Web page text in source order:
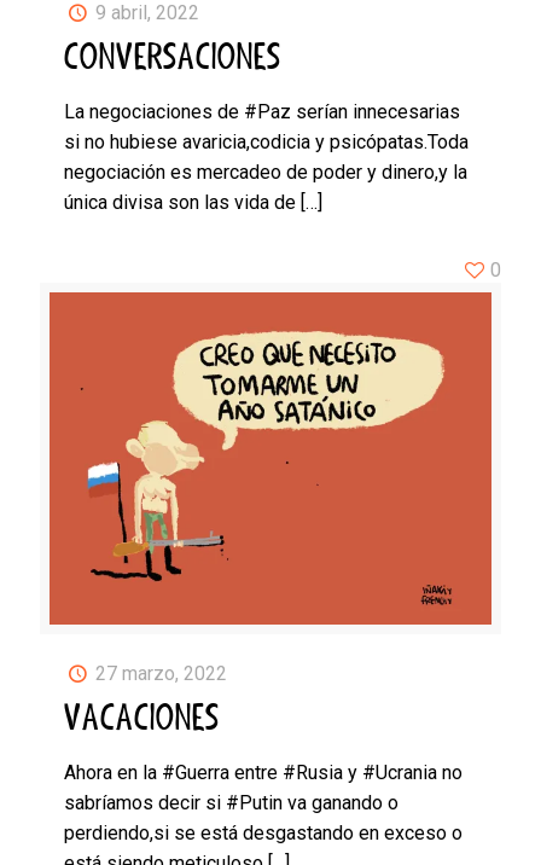
9 abril, 2022
CONVERSACIONES
La negociaciones de #Paz serían innecesarias
si no hubiese avaricia,codicia y psicópatas.Toda
negociación es mercadeo de poder y dinero,y la
única divisa son las vida de […]
27 marzo, 2022
VACACIONES
Ahora en la #Guerra entre #Rusia y #Ucrania no
sabríamos decir si #Putin va ganando o
perdiendo,si se está desgastando en exceso o
0